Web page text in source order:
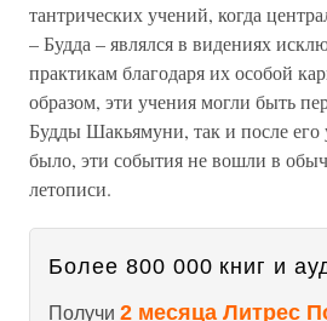
тантрических учений, когда
– Будда – являлся в видениях
практикам благодаря их особой
образом, эти учения могли быть
Будды Шакьямуни, так и после его
было, эти события не вошли в
летописи.
Более 800 000 книг и
Получи 2 месяца Литрес